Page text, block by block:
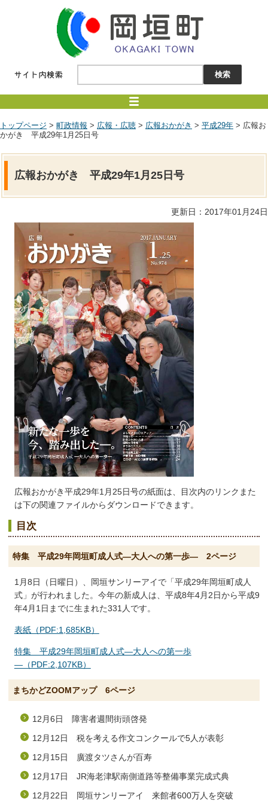
トップページ > 町政情報 > 広報・広聴 > 広報おかがき > 平成29年 > 広報お
かがき 平成29年1月25日号
広報おかがき 平成29年1月25日号
更新日：2017年01月24日
広報おかがき平成29年1月25日号の紙面は、目次内のリンクまた
は下の関連ファイルからダウンロードできます。
目次
特集 平成29年岡垣町成人式―大人への第一歩― 2ページ
1月8日（日曜日）、岡垣サンリーアイで「平成29年岡垣町成人
式」が行われました。今年の新成人は、平成8年4月2日から平成9
年4月1日までに生まれた331人です。
表紙（PDF:1,685KB）
特集 平成29年岡垣町成人式―大人への第一歩
―（PDF:2,107KB）
まちかどZOOMアップ 6ページ
12月6日 障害者週間街頭啓発
12月12日 税を考える作文コンクールで5人が表彰
12月15日 廣渡タツさんが百寿
12月17日 JR海老津駅南側道路等整備事業完成式典
12月22日 岡垣サンリーアイ 来館者600万人を突破